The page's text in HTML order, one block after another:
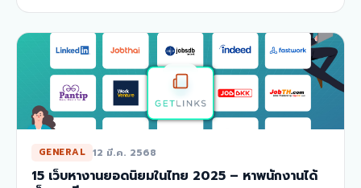
GENERAL 12 มี.ค. 2568
15 เว็บหางานยอดนิยมในไทย 2025 – หาพนักงานได้